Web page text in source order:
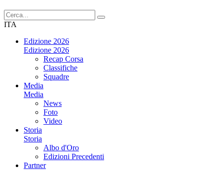
ITA
Edizione 2026
Edizione 2026
Recap Corsa
Classifiche
Squadre
Media
Media
News
Foto
Video
Storia
Storia
Albo d'Oro
Edizioni Precedenti
Partner